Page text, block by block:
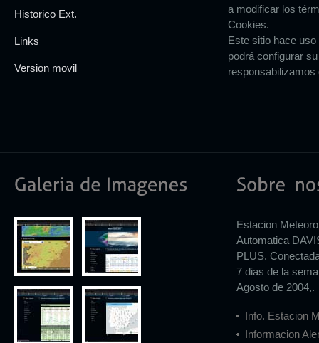
a modificar los
Cookies.
Este sitio hace
podrá configurar
responsabilizamos
Historico Ext.
Links
Version movil
Estacion
Automatica
PLUS.
7 dias de la
Agosto de 2004,.
Info. Estacion
Informacion